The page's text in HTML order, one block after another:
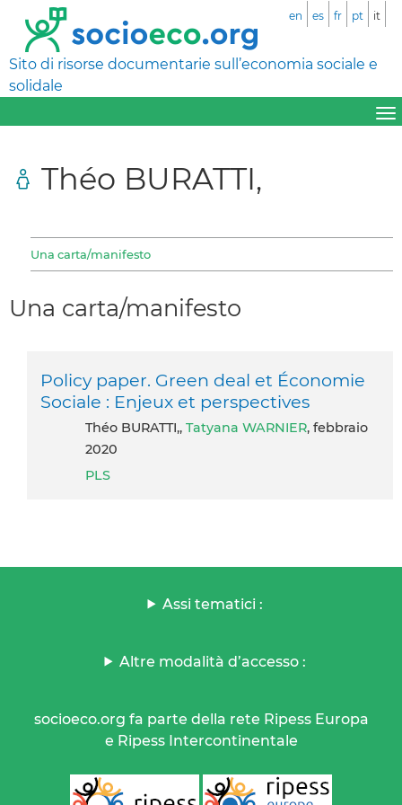
Sito di risorse documentarie sull’economia sociale e
solidale
en es fr pt it
Théo BURATTI,
Una carta/manifesto
Una carta/manifesto
Policy paper. Green deal et Économie
Sociale : Enjeux et perspectives
Théo BURATTI,, Tatyana WARNIER, febbraio
2020
PLS
Assi tematici :
Altre modalità d’accesso :
socioeco.org fa parte della rete Ripess Europa
e Ripess Intercontinentale